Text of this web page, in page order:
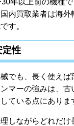
内買取業者は海外
す。
定性
でも、長く使え
マーの強みは、古
ている点にありま
しながらどれだけ